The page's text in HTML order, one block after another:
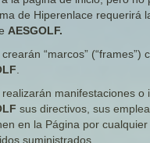
de Hiperenlace requerirá
AESGOLF.
“marcos”
.
manifestaciones
sus directivos, sus
en la Página por
suministrados.